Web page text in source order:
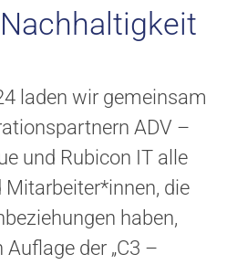
laden wir gemeinsam
ADV –
und Rubicon IT alle
die
haben,
der „C3 –